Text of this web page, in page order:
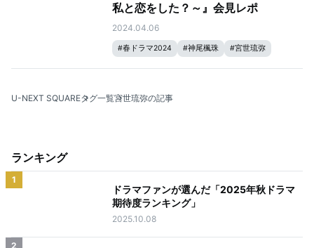
私と恋をした？～』会見レポ
2024.04.06
#春ドラマ2024 #神尾楓珠 #宮世琉弥
U-NEXT SQUAREタグ一覧宮世琉弥の記事
ランキング
1
ドラマファンが選んだ「2025年秋ドラマ
期待度ランキング」
2025.10.08
2